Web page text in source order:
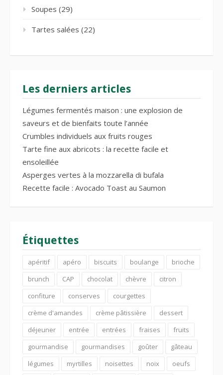
Soupes (29)
Tartes salées (22)
Les derniers articles
Légumes fermentés maison : une explosion de
saveurs et de bienfaits toute l’année
Crumbles individuels aux fruits rouges
Tarte fine aux abricots : la recette facile et
ensoleillée
Asperges vertes à la mozzarella di bufala
Recette facile : Avocado Toast au Saumon
Étiquettes
apéritif apéro biscuits boulange
brioche
brunch
CAP chocolat chèvre
citron
confiture
conserves
courgettes
crème d'amandes
crème pâtissière
dessert
déjeuner
entrée entrées fraises
fruits
gourmandise
gourmandises goûter
gâteau
légumes
myrtilles noisettes noix oeufs